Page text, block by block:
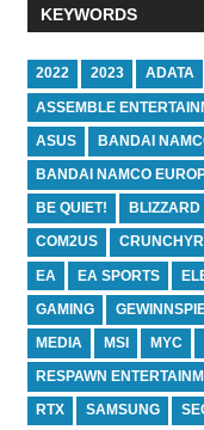
KEYWORDS
2022 2023 ADATA
ASSEMBLE
ASUS BANDAI
BANDAI NAMCO
BE QUIET!
COM2US
EA EA SPORTS
GAMING
MEDIA MSI MYC
RESPAWN
RTX SAMSUNG